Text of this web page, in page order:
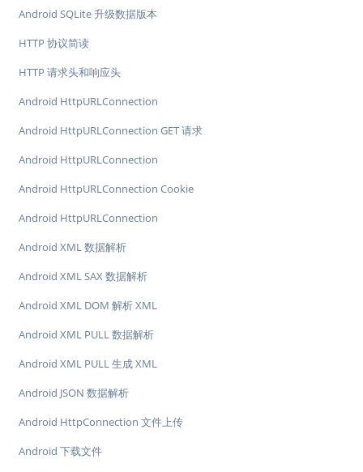
Android SQLite 升级数据版本
HTTP 协议简读
HTTP 请求头和响应头
Android HttpURLConnection
Android HttpURLConnection GET 请求
Android HttpURLConnection
Android HttpURLConnection Cookie
Android HttpURLConnection
Android XML 数据解析
Android XML SAX 数据解析
Android XML DOM 解析 XML
Android XML PULL 数据解析
Android XML PULL 生成 XML
Android JSON 数据解析
Android HttpConnection 文件上传
Android 下载文件